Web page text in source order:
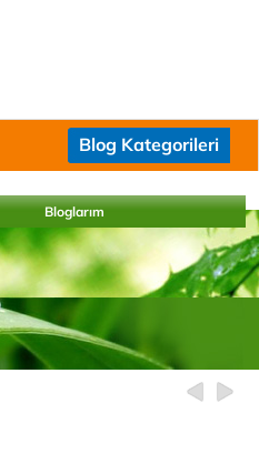
Blog Kategorileri
Bloglarım